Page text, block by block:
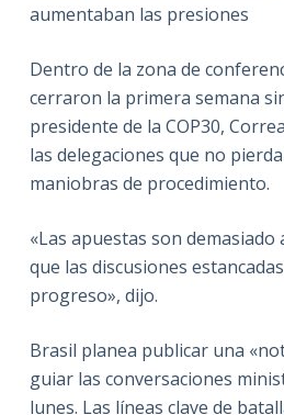
aumentaban las presiones
Dentro de la zona de
cerraron la primera semana
presidente de la COP30,
las delegaciones que no
maniobras de procedimiento.
«Las apuestas son
que las discusiones
progreso», dijo.
Brasil planea publicar una
guiar las conversaciones
lunes. Las líneas clave de